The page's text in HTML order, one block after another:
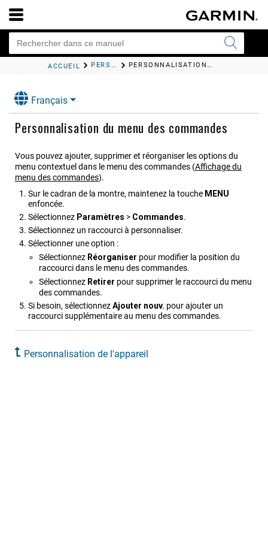
ACCUEIL PERSONNALISATION DE L'APPAREIL PERSONNALISATION DU MENU DES COMMANDES
Français
Personnalisation du menu des commandes
Vous pouvez ajouter, supprimer et réorganiser les options du
menu contextuel dans le menu des commandes (Affichage du
menu des commandes).
Sur le cadran de la montre, maintenez la touche MENU
enfoncée.
Sélectionnez Paramètres > Commandes.
Sélectionnez un raccourci à personnaliser.
Sélectionner une option :
Sélectionnez Réorganiser pour modifier la position du
raccourci dans le menu des commandes.
Sélectionnez Retirer pour supprimer le raccourci du menu
des commandes.
Si besoin, sélectionnezAjouter nouv. pour ajouter un
raccourci supplémentaire au menu des commandes.
Personnalisation de l'appareil